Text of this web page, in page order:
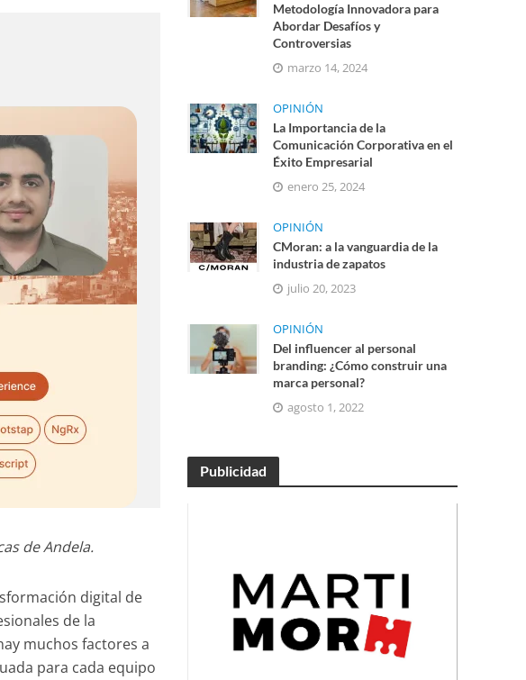
de Andela.
digital de
de la
muchos factores a
para cada equipo
Metodología Innovadora para
Abordar Desafíos y
Controversias
marzo 14, 2024
OPINIÓN
La Importancia de la
Comunicación Corporativa en el
Éxito Empresarial
enero 25, 2024
OPINIÓN
CMoran: a la vanguardia de la
industria de zapatos
julio 20, 2023
OPINIÓN
Del influencer al personal
branding: ¿Cómo construir una
marca personal?
agosto 1, 2022
Publicidad